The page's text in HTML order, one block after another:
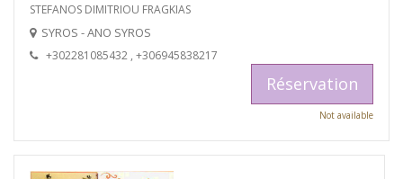
STEFANOS DIMITRIOU FRAGKIAS
SYROS - ANO SYROS
+302281085432 , +306945838217
Réservation
Not available